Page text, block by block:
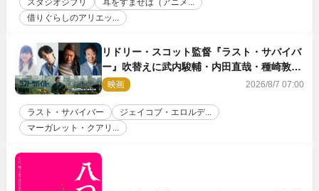
スタジオジブリ
耳をすませば（アニメ...
借りぐらしのアリエッ...
リドリー・スコット監督『ラスト・サバイバ
ー』吹替えに武内駿輔・内田直哉・種崎敦
美・井上和彦ら豪華声優陣が集結！
映画 2026/8/7 07:00
ラスト・サバイバー
ジェイコブ・エロルデ...
マーガレット・クアリ...